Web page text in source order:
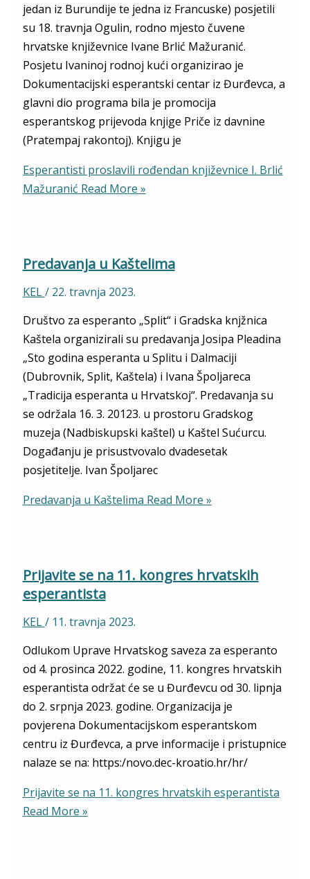
jedan iz Burundije te jedna iz Francuske) posjetili
su 18. travnja Ogulin, rodno mjesto čuvene
hrvatske književnice Ivane Brlić Mažuranić.
Posjetu Ivaninoj rodnoj kući organizirao je
Dokumentacijski esperantski centar iz Đurđevca, a
glavni dio programa bila je promocija
esperantskog prijevoda knjige Priče iz davnine
(Pratempaj rakontoj). Knjigu je
Esperantisti proslavili rođendan književnice I. Brlić
Mažuranić Read More »
Predavanja u Kaštelima
KEL/ 22. travnja 2023.
Društvo za esperanto „Split“ i Gradska knjžnica
Kaštela organizirali su predavanja Josipa Pleadina
„Sto godina esperanta u Splitu i Dalmaciji
(Dubrovnik, Split, Kaštela) i Ivana Špoljareca
„Tradicija esperanta u Hrvatskoj“. Predavanja su
se održala 16. 3. 20123. u prostoru Gradskog
muzeja (Nadbiskupski kaštel) u Kaštel Sućurcu.
Događanju je prisustvovalo dvadesetak
posjetitelje. Ivan Špoljarec
Predavanja u Kaštelima Read More »
Prijavite se na 11. kongres hrvatskih
esperantista
KEL/ 11. travnja 2023.
Odlukom Uprave Hrvatskog saveza za esperanto
od 4. prosinca 2022. godine, 11. kongres hrvatskih
esperantista održat će se u Đurđevcu od 30. lipnja
do 2. srpnja 2023. godine. Organizacija je
povjerena Dokumentacijskom esperantskom
centru iz Đurđevca, a prve informacije i pristupnice
nalaze se na: https:/novo.dec-kroatio.hr/hr/
Prijavite se na 11. kongres hrvatskih esperantista
Read More »